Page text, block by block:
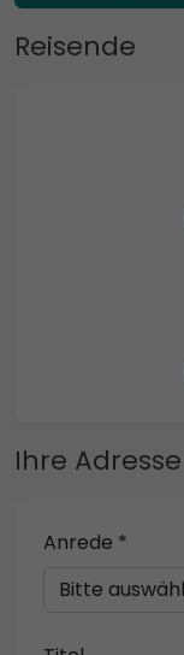
Reisende
Ihre Adresse
Anrede *